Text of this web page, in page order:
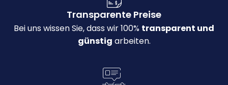
Transparente Preise
Bei uns wissen Sie, dass wir 100% transparent und
günstig arbeiten.